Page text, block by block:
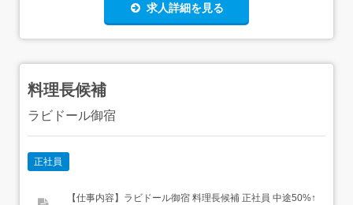
求人詳細を見る
料理長候補
ラビドール御宿
正社員
【仕事内容】ラビドール御宿 料理長候補 正社員 中途50%↑